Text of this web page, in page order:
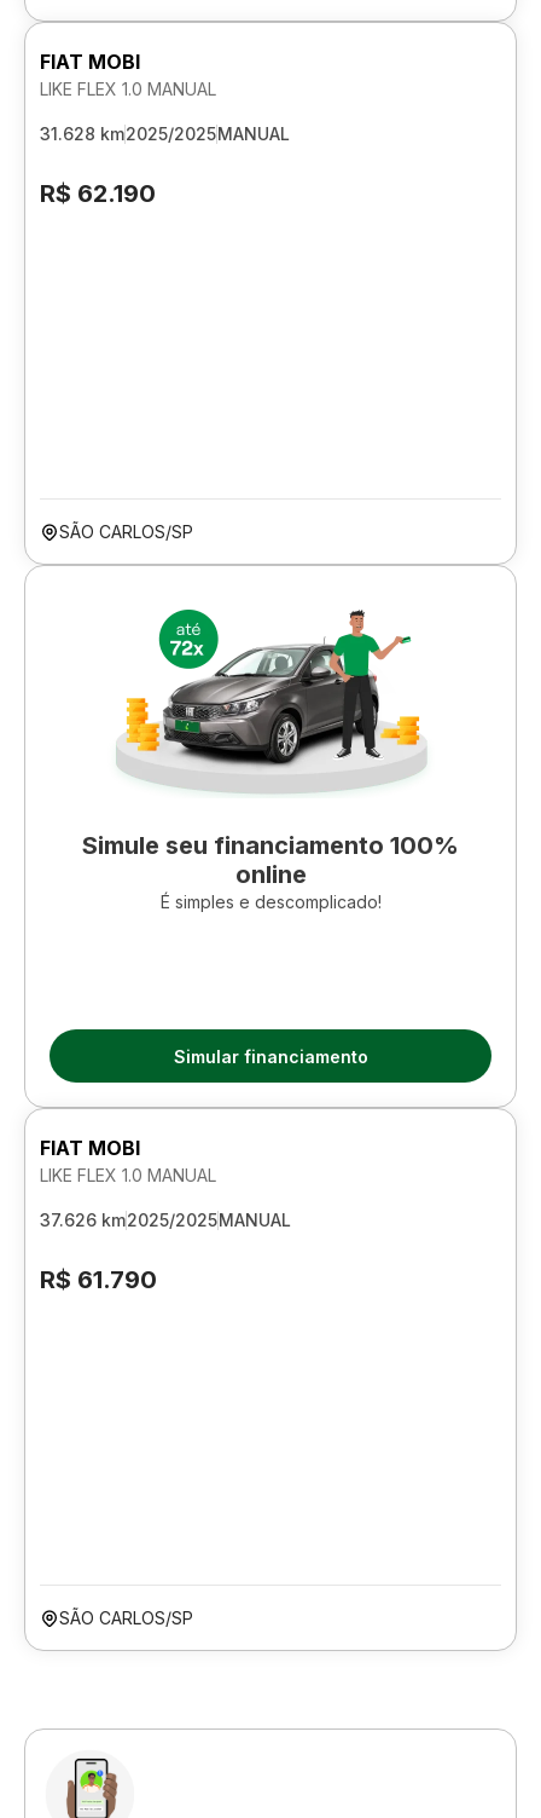
FIAT MOBI
LIKE FLEX 1.0 MANUAL
31.628 km2025/2025MANUAL
R$ 62.190
SÃO CARLOS/SP
Simule seu financiamento 100%
online
É simples e descomplicado!
Simular financiamento
FIAT MOBI
LIKE FLEX 1.0 MANUAL
37.626 km2025/2025MANUAL
R$ 61.790
SÃO CARLOS/SP